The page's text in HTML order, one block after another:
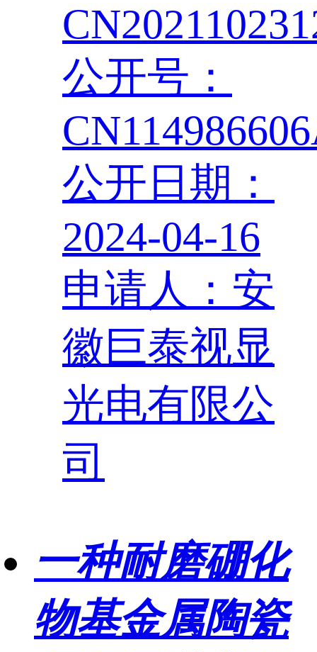
公开号：
公开日期：
2024-04-16
申请人：安
徽巨泰视显
光电有限公
司
一种耐磨硼化
物基金属陶瓷